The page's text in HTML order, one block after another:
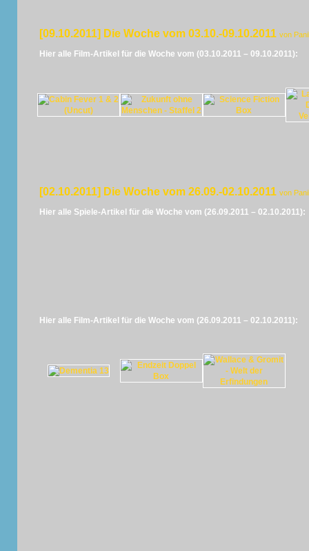
[09.10.2011] Die Woche vom 03.10.-09.10.2011 von
Hier alle Film-Artikel für die Woche vom (03.10.2011 – 09.10.2011):
[02.10.2011] Die Woche vom 26.09.-02.10.2011 von
Hier alle Spiele-Artikel für die Woche vom (26.09.2011 – 02.10.2011):
Hier alle Film-Artikel für die Woche vom (26.09.2011 – 02.10.2011):